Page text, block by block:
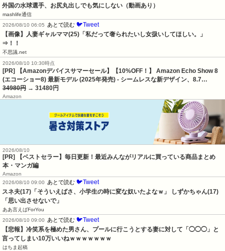
外国の水球選手、お尻丸出しでも気にしない（動画あり）
mashlife通信
2026/08/10 06:05
あとで読む 🐦Tweet
【画像】人妻ギャルママ(25)「私だって奢られたいし女扱いしてほしい。」
⇒！！
不思議.net
2026/08/10 10:30時点
[PR] 【Amazonデバイスサマーセール】【10%OFF！】 Amazon Echo Show 8
(エコーショー8) 最新モデル (2025年発売) - シームレスな新デザイン、8.7…
34980円 → 31480円
Amazon
2026/08/10
[PR] 【ベストセラー】毎日更新！最近みんながリアルに買っている商品まとめ
本・マンガ編
Amazon
2026/08/10 09:00
あとで読む 🐦Tweet
スネ夫(17)「そういえばさ、小学生の時に変な奴いたよなｗ」 しずかちゃん(17)
「思い出させないで」
ああ言えばForYou
2026/08/10 09:00
あとで読む 🐦Tweet
【悲報】冷笑系を極めた男さん、プールに行こうとする妻に対して「◯◯◯」と
言ってしまい10万いいねｗｗｗｗｗｗｗ
はちま起稿